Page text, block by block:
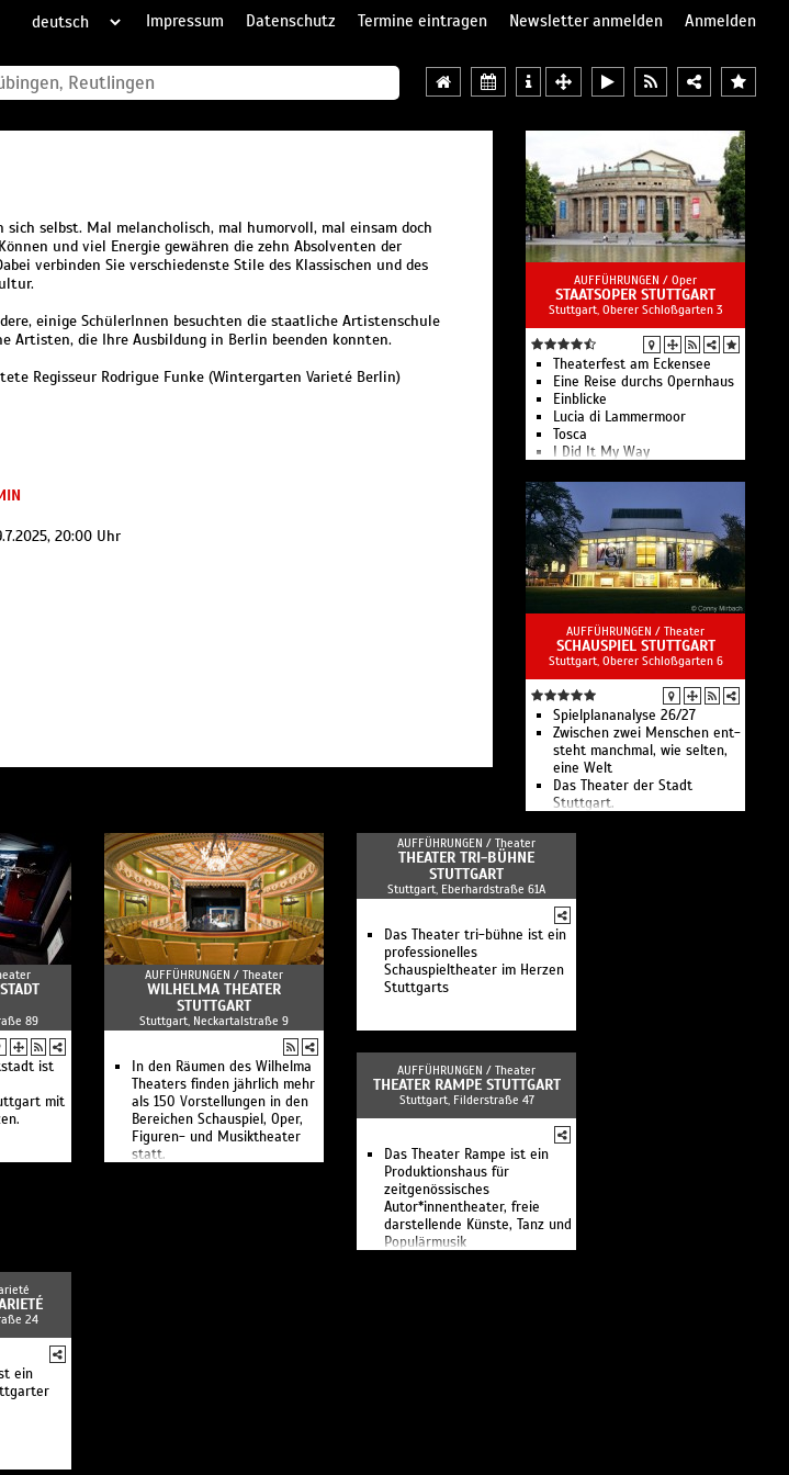
Impressum Datenschutz Termine eintragen Newsletter anmelden
Anmelden
selbst. Mal melancholisch, mal humorvoll, mal einsam doch
und viel Energie gewähren die zehn Absolventen der
verbinden Sie verschiedenste Stile des Klassischen und des
einige SchülerInnen besuchten die staatliche Artistenschule
Artisten, die Ihre Ausbildung in Berlin beenden konnten.
Regisseur Rodrigue Funke (Wintergarten Varieté Berlin)
20:00 Uhr
AUFFÜHRUNGEN / Oper
STAATSOPER STUTTGART
Stuttgart, Oberer Schloßgarten 3
Theaterfest am Eckensee
Eine Reise durchs Opernhaus
Einblicke
Lucia di Lammermoor
Tosca
I Did It My Way
den bedeutendsten
europäischen Opernhäusern
und ist zugleich Teil des
größten Mehrspartenhauses
Europas.
AUFFÜHRUNGEN / Theater
SCHAUSPIEL STUTTGART
Stuttgart, Oberer Schloßgarten 6
Spiel­plan­analyse 26/27
Zwischen zwei Menschen ent­
steht manch­mal, wie selten,
eine Welt
Das Theater der Stadt
Stuttgart.
89
ist
mit
AUFFÜHRUNGEN / Theater
WILHELMA THEATER
STUTTGART
Stuttgart, Neckartalstraße 9
In den Räumen des Wilhelma
Theaters finden jährlich mehr
als 150 Vorstellungen in den
Bereichen Schauspiel, Oper,
Figuren- und Musiktheater
statt.
AUFFÜHRUNGEN / Theater
THEATER TRI-BÜHNE
STUTTGART
Stuttgart, Eberhardstraße 61A
Das Theater tri-bühne ist ein
professionelles
Schauspieltheater im Herzen
Stuttgarts
AUFFÜHRUNGEN / Theater
THEATER RAMPE STUTTGART
Stuttgart, Filderstraße 47
Das Theater Rampe ist ein
Produktionshaus für
zeitgenössisches
Autor*innentheater, freie
darstellende Künste, Tanz und
Populärmusik
24
ein